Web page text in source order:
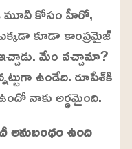
మూవీ కోసం హీరో,
కూడా కాంప్రమైజ్
మేం వచ్చామా?
ఉండేది. రూపేశ్‌కి
నాకు అర్థమైంది.
ఉంది